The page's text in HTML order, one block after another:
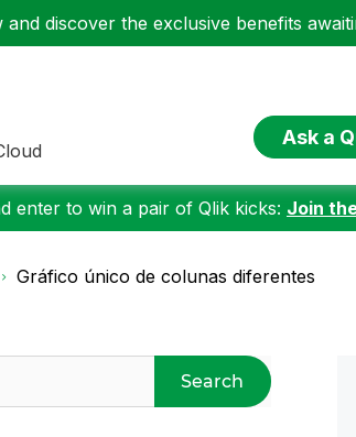
and discover the exclusive benefits
Ask a
enter to win a pair of Qlik kicks: Join
Gráfico único de colunas diferentes
Search